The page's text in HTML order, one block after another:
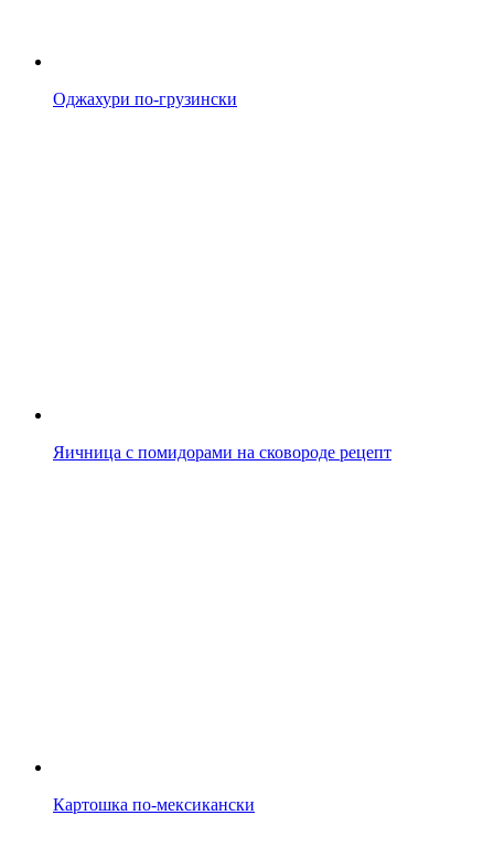
Оджахури по-грузински
Яичница с помидорами на сковороде рецепт
Картошка по-мексикански